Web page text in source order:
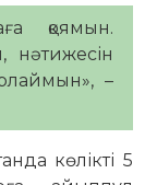
қоямын.
нәтижесін
–
көлікті 5